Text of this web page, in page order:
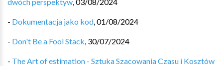
- Dokumentacja jako kod,01/08/2024
- Don't Be a Fool Stack, 30/07/2024
- The Art of estimation - Sztuka Szacowania Czasu i Kosztów